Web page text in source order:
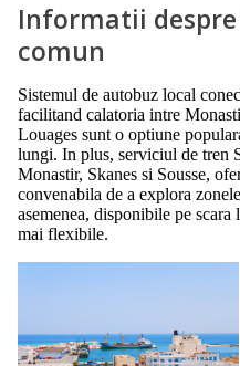
Informatii
comun
Sistemul de autobuz local
facilitand calatoria intre
Louages sunt o optiune
lungi. In plus, serviciul de tren
Monastir, Skanes si Sousse,
convenabila de a explora
asemenea, disponibile pe
mai flexibile.